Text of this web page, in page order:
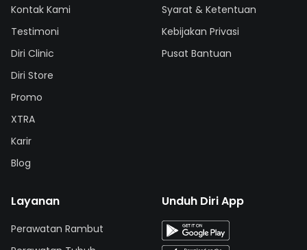
Kontak Kami
Testimoni
Diri Clinic
Diri Store
Promo
XTRA
Karir
Blog
Syarat & Ketentuan
Kebijakan Privasi
Pusat Bantuan
Layanan
Perawatan Rambut
Unduh Diri App